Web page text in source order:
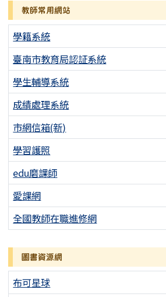
教師常用網站
學籍系統
臺南市教育局認証系統
學生輔導系統
成績處理系統
市網信箱(新)
學習護照
edu磨課師
愛課網
全國教師在職進修網
圖書資源網
布可星球